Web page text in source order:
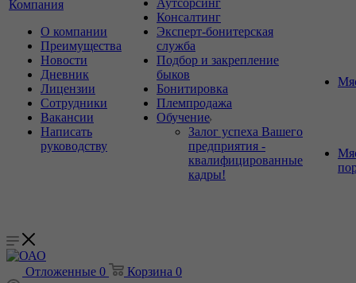
Компания
О компании
Преимущества
Новости
Дневник
Лицензии
Сотрудники
Вакансии
Написать
руководству
Аутсорсинг
Консалтинг
Эксперт-бонитерская
служба
Подбор и закрепление
быков
Бонитировка
Племпродажа
Обучение
Залог успеха Вашего
предприятия -
квалифицированные
кадры!
Отложенные 0 Корзина 0